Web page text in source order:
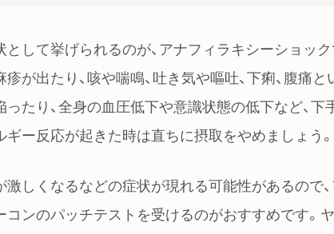
して挙げられるのが、アナフィラキシーショッ
が出たり、咳や喘鳴、吐き気や嘔吐、下痢、腹痛と
たり、全身の血圧低下や意識状態の低下など、下
ー反応が起きた時は直ちに摂取をやめましょう。
しくなるなどの症状が現れる可能性があるので
ンのパッチテストを受けるのがおすすめです。